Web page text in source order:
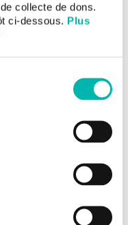
collecte de dons.
ci-dessous. Plus
- cancers
II/III,
associé à une
du cancer du